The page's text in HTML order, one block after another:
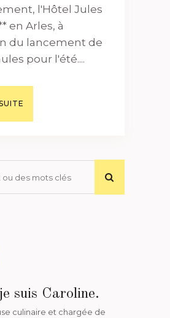
l'Hôtel Jules
en Arles, à
du lancement de
pour l'été....
suis Caroline.
culinaire et chargée de